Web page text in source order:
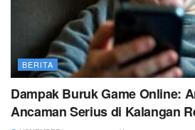
BERITA
Dampak Buruk Game Online:
Ancaman Serius di Kalangan